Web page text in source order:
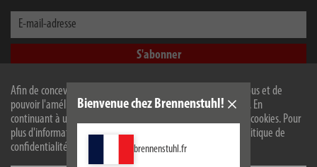
Afin de concevoir notre site web de manière optimale pour vous et de
pouvoir l'améliorer en permanence, nous utilisons des cookies. En
continuant à utiliser le site web, vous acceptez l'utilisation de cookies. Pour
plus d'informations sur les cookies, veuillez consulter notre politique de
confidentialité.
Bienvenue chez Brennenstuhl!
brennenstuhl.fr
E-mail-adresse
S'abonner
J’ai bien pris en compte les informations concernant lapolitique de confidentialité
J’accepte que mes informations soient utilisées et enregistrées afin de recevoir les
newsletters.